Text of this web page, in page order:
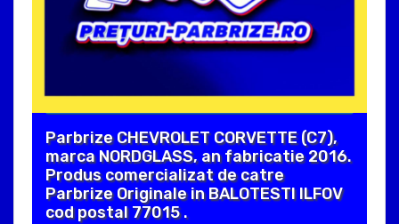
Parbrize CHEVROLET CORVETTE (C7),
marca NORDGLASS, an fabricatie 2016.
Produs comercializat de catre
Parbrize Originale in BALOTESTI ILFOV
cod postal 77015 .